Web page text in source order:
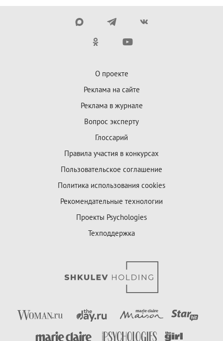
О проекте
Реклама на сайте
Реклама в журнале
Вопрос эксперту
Глоссарий
Правила участия в конкурсах
Пользовательское соглашение
Политика использования cookies
Рекомендательные технологии
Проекты Psychologies
Техподдержка